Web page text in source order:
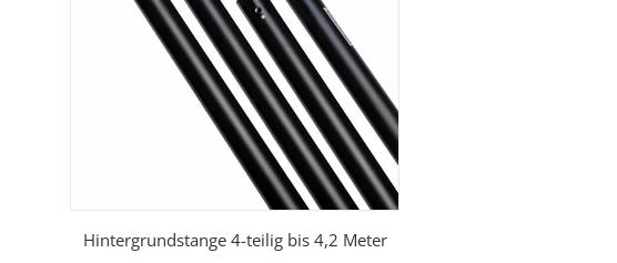
Hintergrundstange 4-teilig bis 4,2 Meter